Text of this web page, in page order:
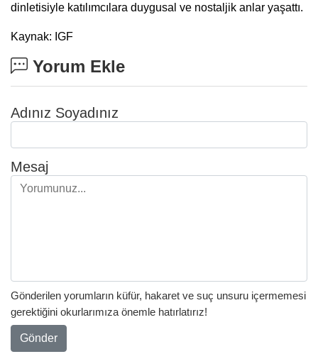
dinletisiyle katılımcılara duygusal ve nostaljik anlar yaşattı.
Kaynak: IGF
Yorum Ekle
Adınız Soyadınız
Mesaj
Gönderilen yorumların küfür, hakaret ve suç unsuru içermemesi
gerektiğini okurlarımıza önemle hatırlatırız!
Gönder